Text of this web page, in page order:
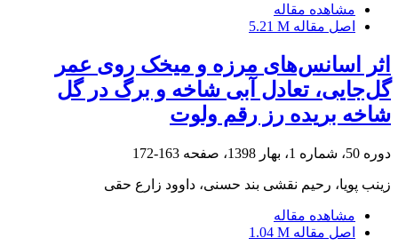
مشاهده مقاله
اصل مقاله 5.21 M
اثر اسانس‌های مرزه و میخک روی عمر
گل‌جایی، تعادل آبی شاخه و برگ در گل
شاخه بریده رز رقم ولوت
دوره 50، شماره 1، بهار 1398، صفحه 163-172
زینب پویا، رحیم نقشی بند حسنی، داوود زارع حقی
مشاهده مقاله
اصل مقاله 1.04 M